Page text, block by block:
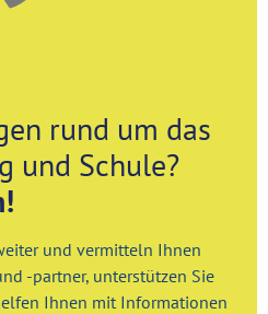
rund um das
und Schule?
und vermitteln Ihnen
-partner, unterstützen Sie
Ihnen mit Informationen